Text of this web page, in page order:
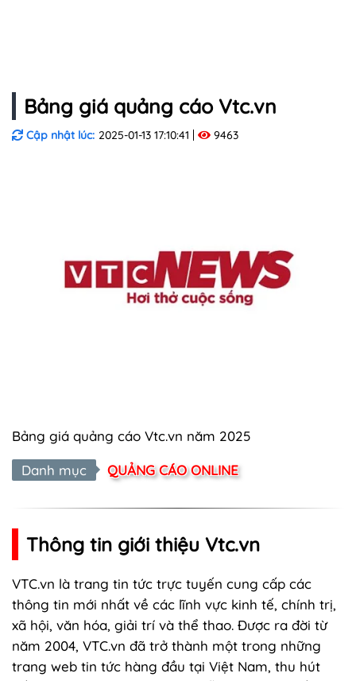
Bảng giá quảng cáo Vtc.vn
Cập nhật lúc: 2025-01-13 17:10:41 9463
Bảng giá quảng cáo Vtc.vn năm 2025
Danh mục QUẢNG CÁO ONLINE
Thông tin giới thiệu Vtc.vn
VTC.vn là trang tin tức trực tuyến cung cấp các
thông tin mới nhất về các lĩnh vực kinh tế, chính trị,
xã hội, văn hóa, giải trí và thể thao. Được ra đời từ
năm 2004, VTC.vn đã trở thành một trong những
trang web tin tức hàng đầu tại Việt Nam, thu hút